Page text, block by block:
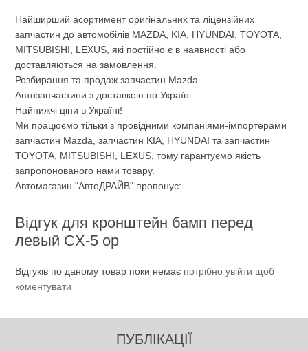
Найширший асортимент оригінальних та ліцензійних
запчастин до автомобілів MAZDA, KIA, HYUNDAI, TOYOTA,
MITSUBISHI, LEXUS, які постійно є в наявності або
доставляються на замовлення.
Розбирання та продаж запчастин Mazda.
Автозапчастини з доставкою по Україні
Найнижчі ціни в Україні!
Ми працюємо тільки з провідними компаніями-імпортерами
запчастин Mazda, запчастин KIA, HYUNDAI та запчастин
TOYOTA, MITSUBISHI, LEXUS, тому гарантуємо якість
запропонованого нами товару.
Автомагазин "АвтоДРАЙВ" пропонує:
Відгук для кронштейн бамп перед
левый CX-5 ор
Відгуків по даному товар поки немає потрібно увійти щоб
коментувати
ПУБЛІКАЦІЇ